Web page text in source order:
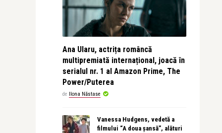
Ana Ularu, actrița româncă
multipremiată internațional, joacă în
serialul nr. 1 al Amazon Prime, The
Power/Puterea
de Ilona Năstase
Vanessa Hudgens, vedetă a
filmului “A doua șansă”, alături